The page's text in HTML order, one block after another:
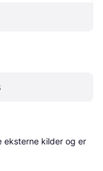
eksterne kilder og er